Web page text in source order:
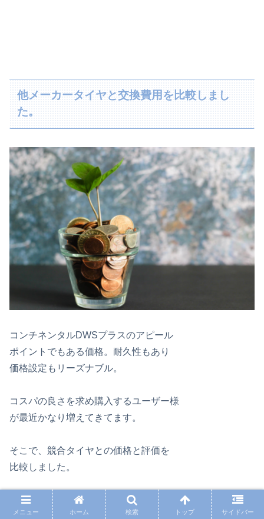
他メーカータイヤと交換費用を比較しまし
た。
コンチネンタルDWSプラスのアピール
ポイントでもある価格。耐久性もあり
価格設定もリーズナブル。
コスパの良さを求め購入するユーザー様
が最近かなり増えてきてます。
そこで、競合タイヤとの価格と評価を
比較しました。
タイヤサイズ 245/40R18で比較◆
タイヤフッドを参考に価格を
メニュー ホーム 検索 トップ サイドバー